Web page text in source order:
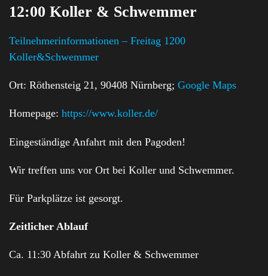
12:00 Koller & Schwemmer
Teilnehmerinformationen – Freitag 1200
Koller&Schwemmer
Ort: Röthensteig 21, 90408 Nürnberg; Google Maps
Homepage: https://www.koller.de/
Eingeständige Anfahrt mit den Pagoden!
Wir treffen uns vor Ort bei Koller und Schwemmer.
Für Parkplätze ist gesorgt.
Zeitlicher Ablauf
Ca. 11:30 Abfahrt zu Koller & Schwemmer